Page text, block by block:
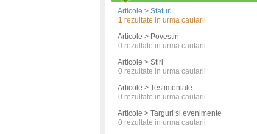
Articole > Sfaturi
1 rezultate in urma cautarii
Articole > Povestiri
0 rezultate in urma cautarii
Articole > Stiri
0 rezultate in urma cautarii
Articole > Testimoniale
0 rezultate in urma cautarii
Articole > Targuri si evenimente
0 rezultate in urma cautarii